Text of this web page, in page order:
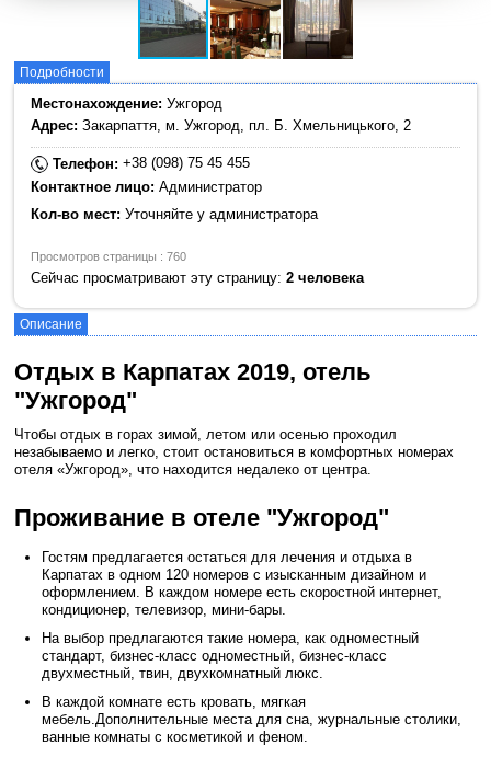
Подробности
Местонахождение: Ужгород
Адрес: Закарпаття, м. Ужгород, пл. Б. Хмельницького, 2
Телефон:+38 (098) 75 45 455
Контактное лицо: Администратор
Кол-во мест: Уточняйте у администратора
Просмотров страницы : 760
Сейчас просматривают эту страницу:2 человека
Описание
Отдых в Карпатах 2019, отель
"Ужгород"
Чтобы отдых в горах зимой, летом или осенью проходил
незабываемо и легко, стоит остановиться в комфортных номерах
отеля «Ужгород», что находится недалеко от центра.
Проживание в отеле "Ужгород"
Гостям предлагается остаться для лечения и отдыха в
Карпатах в одном 120 номеров с изысканным дизайном и
оформлением. В каждом номере есть скоростной интернет,
кондиционер, телевизор, мини-бары.
На выбор предлагаются такие номера, как одноместный
стандарт, бизнес-класс одноместный, бизнес-класс
двухместный, твин, двухкомнатный люкс.
В каждой комнате есть кровать, мягкая
мебель.Дополнительные места для сна, журнальные столики,
ванные комнаты с косметикой и феном.